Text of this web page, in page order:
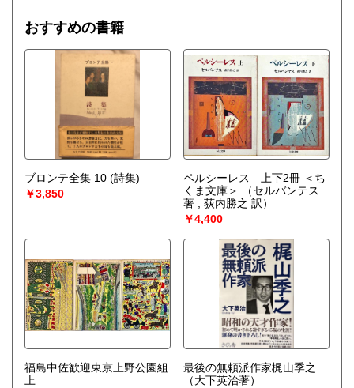
おすすめの書籍
ブロンテ全集 10 (詩集)
￥3,850
ペルシーレス 上下2冊 ＜ち
くま文庫＞
（セルバンテス
著 ; 荻内勝之 訳）
￥4,400
福島中佐歓迎東京上野公園組
上
最後の無頼派作家梶山季之
（大下英治著）